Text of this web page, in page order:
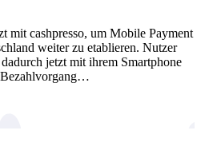
mit cashpresso, um Mobile Payment
weiter zu etablieren. Nutzer
jetzt mit ihrem Smartphone
Bezahlvorgang…